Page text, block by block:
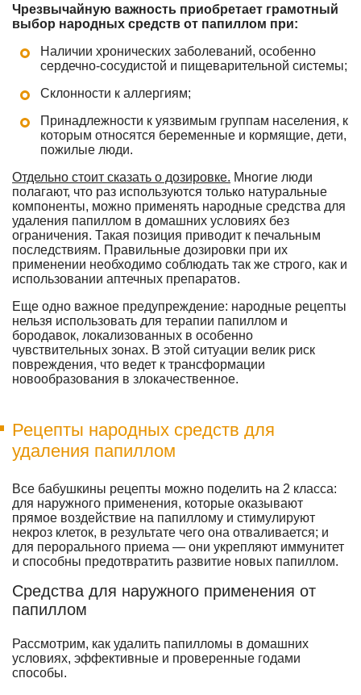
Чрезвычайную важность приобретает грамотный
выбор народных средств от папиллом при:
Наличии хронических заболеваний, особенно
сердечно-сосудистой и пищеварительной системы;
Склонности к аллергиям;
Принадлежности к уязвимым группам населения, к
которым относятся беременные и кормящие, дети,
пожилые люди.
Отдельно стоит сказать о дозировке. Многие люди
полагают, что раз используются только натуральные
компоненты, можно применять народные средства для
удаления папиллом в домашних условиях без
ограничения. Такая позиция приводит к печальным
последствиям. Правильные дозировки при их
применении необходимо соблюдать так же строго, как и
использовании аптечных препаратов.
Еще одно важное предупреждение: народные рецепты
нельзя использовать для терапии папиллом и
бородавок, локализованных в особенно
чувствительных зонах. В этой ситуации велик риск
повреждения, что ведет к трансформации
новообразования в злокачественное.
Рецепты народных средств для
удаления папиллом
Все бабушкины рецепты можно поделить на 2 класса:
для наружного применения, которые оказывают
прямое воздействие на папиллому и стимулируют
некроз клеток, в результате чего она отваливается; и
для перорального приема — они укрепляют иммунитет
и способны предотвратить развитие новых папиллом.
Средства для наружного применения от
папиллом
Рассмотрим, как удалить папилломы в домашних
условиях, эффективные и проверенные годами
способы.